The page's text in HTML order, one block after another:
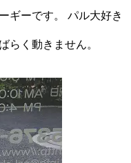
ギーです。 パル大好き
らく動きません。